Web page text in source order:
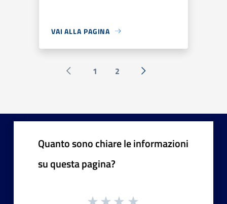
VAI ALLA PAGINA
Pagina precedente
1 2 Successiva »
Quanto sono chiare le informazioni
su questa pagina?